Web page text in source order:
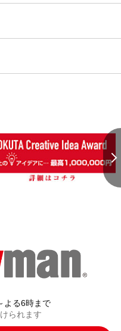
よる6時まで
られます